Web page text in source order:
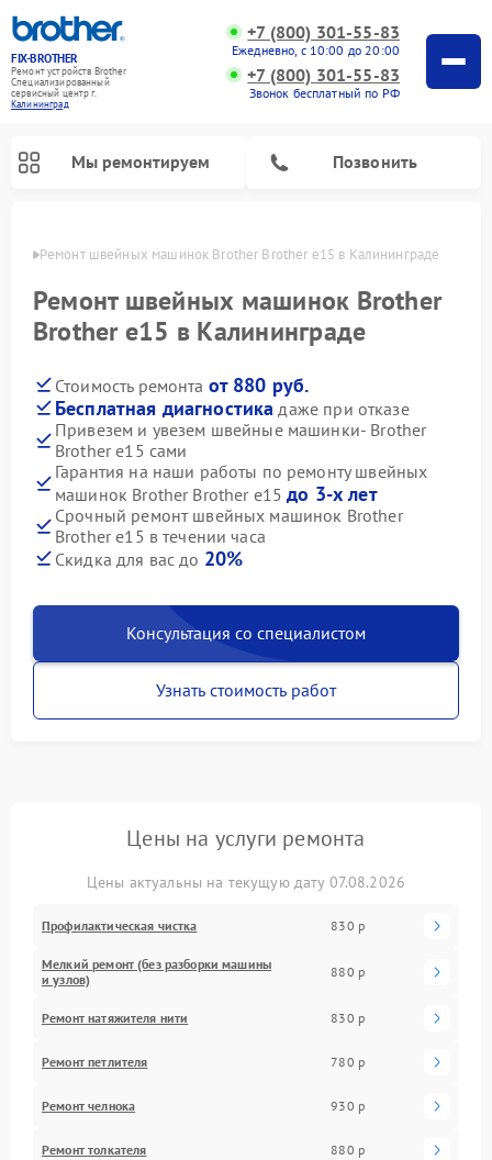
FIX-BROTHER
Ремонт устройств Brother
Специализированный
cервисный центр г.
Калининград
+7 (800) 301-55-83
Ежедневно, с 10:00 до 20:00
+7 (800) 301-55-83
Звонок бесплатный по РФ
Мы ремонтируем Позвонить
Ремонт швейных машинок Brother Brother e15 в Калининграде
Ремонт швейных машинок Brother
Brother e15 в Калининграде
Стоимость ремонта от 880 руб.
Бесплатная диагностика даже при отказе
Привезем и увезем швейные машинки- Brother
Brother e15 сами
Гарантия на наши работы по ремонту швейных
машинок Brother Brother e15до 3-х лет
Срочный ремонт швейных машинок Brother
Brother e15 в течении часа
Скидка для вас до 20%
Консультация со специалистом
Узнать стоимость работ
Цены на услуги ремонта
Цены актуальны на текущую дату 07.08.2026
Профилактическая чистка 830 р
Мелкий ремонт (без разборки машины
и узлов)
880 р
Ремонт натяжителя нити 830 р
Ремонт петлителя 780 р
Ремонт челнока 930 р
Ремонт толкателя 880 р